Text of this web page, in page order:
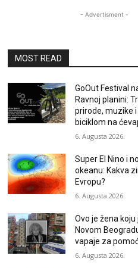
- Advertisment -
MOST READ
GoOut Festival
Ravnoj planini:
prirode, muzike
biciklom na
6. Augusta 2026.
Super El Nino i
okeanu: Kakva
Evropu?
6. Augusta 2026.
Ovo je žena koju
Novom
vapaje za
6. Augusta 2026.